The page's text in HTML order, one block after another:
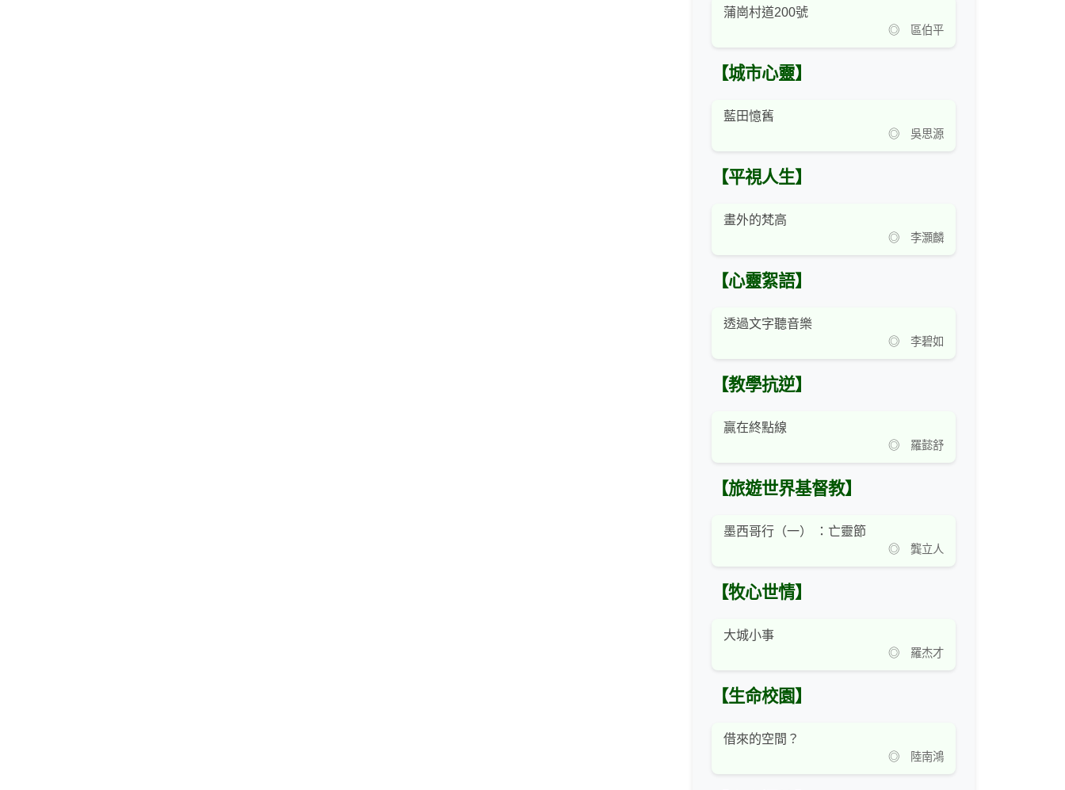
蒲崗村道200號
◎ 區伯平
【城市心靈】
藍田憶舊
◎ 吳思源
【平視人生】
畫外的梵高
◎ 李灝麟
【心靈絮語】
透過文字聽音樂
◎ 李碧如
【教學抗逆】
贏在終點線
◎ 羅懿舒
【旅遊世界基督教】
墨西哥行（一） ：亡靈節
◎ 龔立人
【牧心世情】
大城小事
◎ 羅杰才
【生命校園】
借來的空間？
◎ 陸南鴻